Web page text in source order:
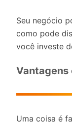
Seu negócio
como pode
você investe
Vantagens
Uma coisa é